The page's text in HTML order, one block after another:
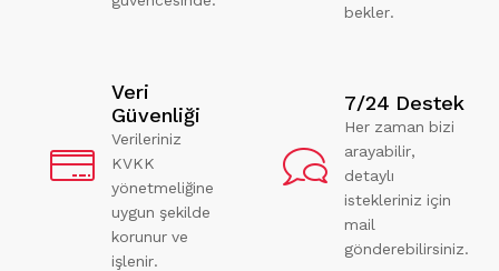
bekler.
Veri
Güvenliği
Verileriniz
KVKK
yönetmeliğine
uygun şekilde
korunur ve
işlenir.
7/24 Destek
Her zaman bizi
arayabilir,
detaylı
istekleriniz için
mail
gönderebilirsiniz.